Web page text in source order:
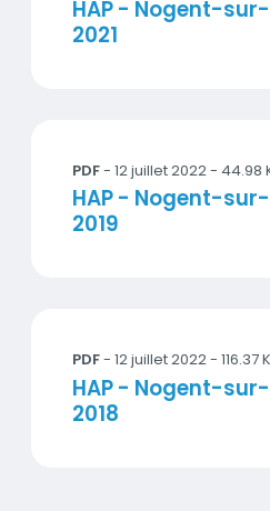
Titre
HAP - Nogent-
2021
PDF- 12 juillet 2022 - 44.98
Titre
HAP - Nogent-
2019
PDF- 12 juillet 2022 - 116.37
Titre
HAP - Nogent-
2018